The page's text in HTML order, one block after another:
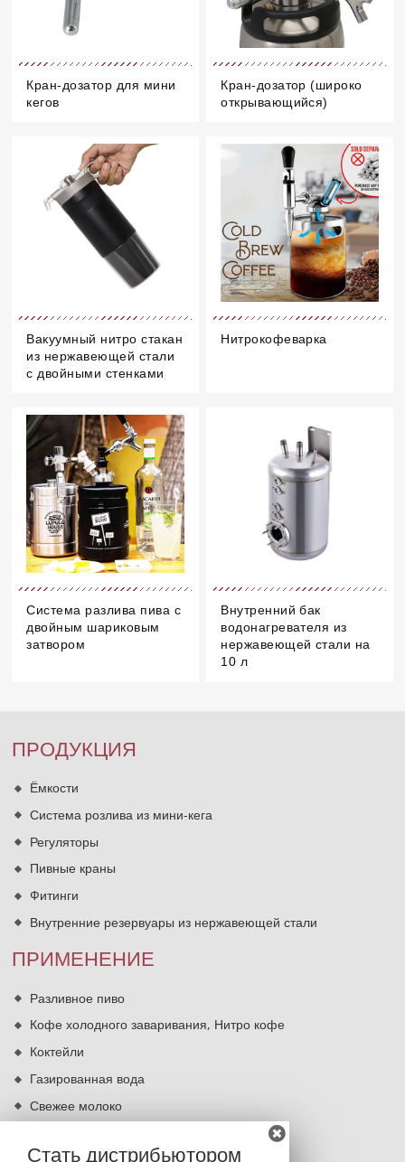
Кран-дозатор для мини
кегов
Кран-дозатор (широко
открывающийся)
Вакуумный нитро стакан
из нержавеющей стали
с двойными стенками
Нитрокофеварка
Система разлива пива с
двойным шариковым
затвором
Внутренний бак
водонагревателя из
нержавеющей стали на
10 л
Стать дистрибьютором
ПРОДУКЦИЯ
Ёмкости
Система розлива из мини-кега
Регуляторы
Пивные краны
Фитинги
Внутренние резервуары из нержавеющей стали
ПРИМЕНЕНИЕ
Разливное пиво
Кофе холодного заваривания, Нитро кофе
Коктейли
Газированная вода
Свежее молоко